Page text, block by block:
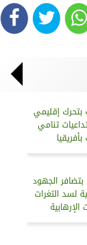
بتحرك إقليمي
تنامي
الجهود
لسد الثغرات
الإرهابية